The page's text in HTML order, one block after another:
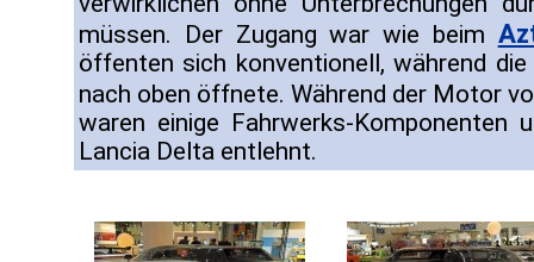
müssen. Der Zugang war wie beim
öffenten sich konventionell, während
nach oben öffnete. Während der Motor
waren einige Fahrwerks-Komponenten
Lancia Delta entlehnt.